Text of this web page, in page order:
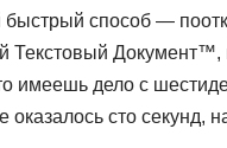
способ —
Документ™,
имеешь дело с
оказалось сто секунд,